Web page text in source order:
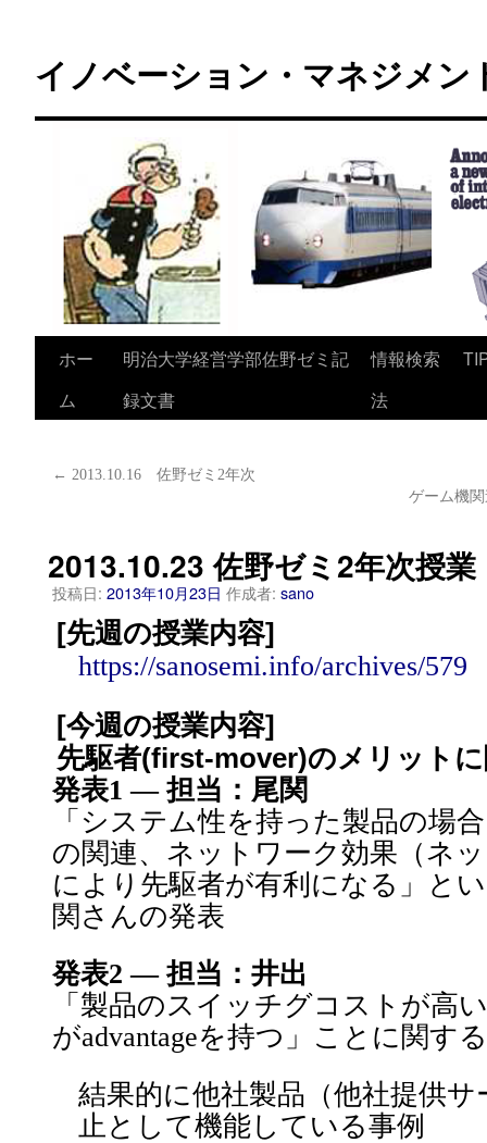
テ
イノベーション・マネジメン
ホー
ム
明治大学経営学部佐野ゼミ記
録文書
情報検索
法
← 2013.10.16 佐野ゼミ2年次
ゲーム機
2013.10.23 佐野ゼミ2年次授業
投稿日: 2013年10月23日 作成者: sano
[先週の授業内容]
https://sanosemi.info/archives/579
[今週の授業内容]
先駆者(first-mover)のメリット
発表1 — 担当：尾関
「システム性を持った製品の場
の関連、ネットワーク効果（ネ
により先駆者が有利になる」と
関さんの発表
発表2 — 担当：井出
「製品のスイッチグコストが高
がadvantageを持つ」ことに関す
結果的に他社製品（他社提供
止として機能している事例